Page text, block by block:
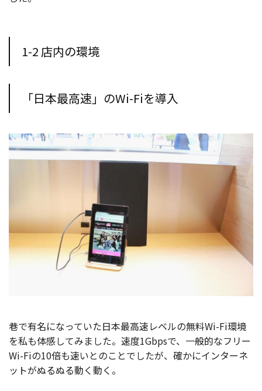
1-2 店内の環境
「日本最高速」のWi-Fiを導入
巷で有名になっていた日本最高速レベルの無料Wi-Fi環境
を私も体感してみました。速度1Gbpsで、一般的なフリー
Wi-Fiの10倍も速いとのことでしたが、確かにインターネ
ットがぬるぬる動く動く。